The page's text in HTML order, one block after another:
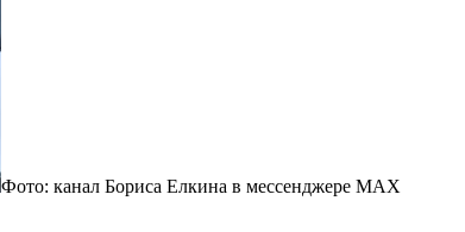
Фото: канал Бориса Елкина в мессенджере MAX